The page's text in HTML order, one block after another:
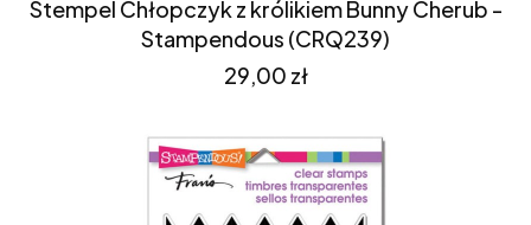
Stempel Chłopczyk z królikiem Bunny Cherub -
Stampendous (CRQ239)
Cena
29,00 zł